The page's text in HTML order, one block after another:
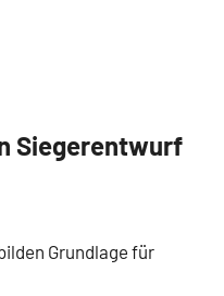
Siegerentwurf
Grundlage für